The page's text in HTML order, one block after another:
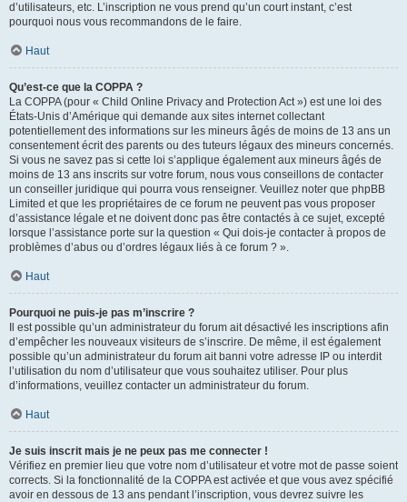
d’utilisateurs, etc. L’inscription ne vous prend qu’un court instant, c’est
pourquoi nous vous recommandons de le faire.
Haut
Qu’est-ce que la COPPA ?
La COPPA (pour « Child Online Privacy and Protection Act ») est une loi des
États-Unis d’Amérique qui demande aux sites internet collectant
potentiellement des informations sur les mineurs âgés de moins de 13 ans un
consentement écrit des parents ou des tuteurs légaux des mineurs concernés.
Si vous ne savez pas si cette loi s’applique également aux mineurs âgés de
moins de 13 ans inscrits sur votre forum, nous vous conseillons de contacter
un conseiller juridique qui pourra vous renseigner. Veuillez noter que phpBB
Limited et que les propriétaires de ce forum ne peuvent pas vous proposer
d’assistance légale et ne doivent donc pas être contactés à ce sujet, excepté
lorsque l’assistance porte sur la question « Qui dois-je contacter à propos de
problèmes d’abus ou d’ordres légaux liés à ce forum ? ».
Haut
Pourquoi ne puis-je pas m’inscrire ?
Il est possible qu’un administrateur du forum ait désactivé les inscriptions afin
d’empêcher les nouveaux visiteurs de s’inscrire. De même, il est également
possible qu’un administrateur du forum ait banni votre adresse IP ou interdit
l’utilisation du nom d’utilisateur que vous souhaitez utiliser. Pour plus
d’informations, veuillez contacter un administrateur du forum.
Haut
Je suis inscrit mais je ne peux pas me connecter !
Vérifiez en premier lieu que votre nom d’utilisateur et votre mot de passe soient
corrects. Si la fonctionnalité de la COPPA est activée et que vous avez spécifié
avoir en dessous de 13 ans pendant l’inscription, vous devrez suivre les